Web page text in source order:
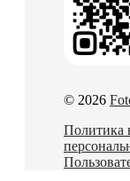
© 2026
Политика